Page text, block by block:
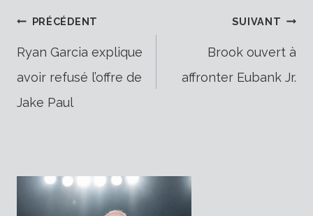
Navigation
de
l’article
PRÉCÉDENT
Ryan Garcia explique
avoir refusé l’offre de
Jake Paul
SUIVANT
Brook ouvert à
affronter Eubank Jr.